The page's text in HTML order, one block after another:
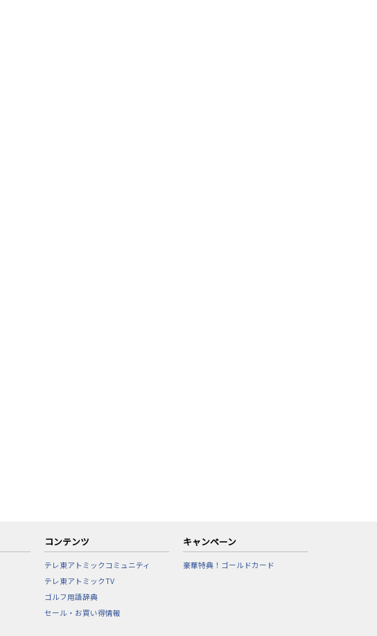
コンテンツ
テレ東アトミックコミュニティ
テレ東アトミックTV
ゴルフ用語辞典
セール・お買い得情報
キャンペーン
豪華特典！ゴールドカード